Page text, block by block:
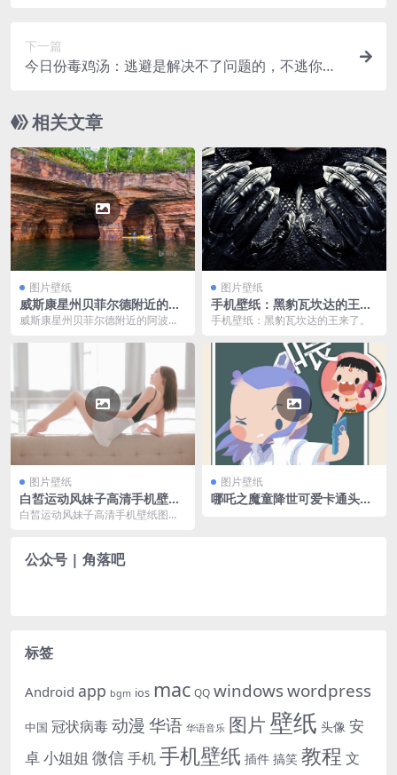
下一篇
今日份毒鸡汤：逃避是解决不了问题的，不逃你也
相关文章
图片壁纸
威斯康星州贝菲尔德附近的阿
波斯特尔群岛国家湖岸，一只
(© Chuck Haney/Danita De
威斯康星州贝菲尔德附近的阿波斯
在探索砂岩海蚀洞 (...
图片壁纸
手机壁纸：黑豹瓦坎达的王来
了
手机壁纸：黑豹瓦坎达的王来了。
图片壁纸
白皙运动风妹子高清手机壁纸
图片
白皙运动风妹子高清手机壁纸图
图片壁纸
哪吒之魔童降世可爱卡通头像
公众号 | 角落吧
标签
Android app bgm ios mac QQ windowswordpress
中国 冠状病毒动漫 华语 华语音乐 图片 壁纸 头像 安
卓小姐姐 微信手机手机壁纸 插件 搞笑 教程 文